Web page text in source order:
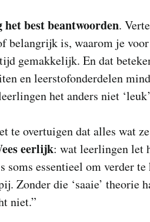
het best beantwoorden.
belangrijk is, waarom je voor
gemakkelijk. En dat
en leerstofonderdelen
het anders niet
te overtuigen dat alles wat
eerlijk: wat leerlingen let
soms essentieel om verder te
Zonder die ‘saaie’ theorie
niet.”